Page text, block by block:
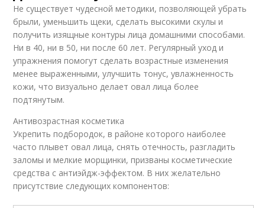
Не существует чудесной методики, позволяющей убрать
брыли, уменьшить щеки, сделать высокими скулы и
получить изящные контуры лица домашними способами.
Ни в 40, ни в 50, ни после 60 лет. Регулярный уход и
упражнения помогут сделать возрастные изменения
менее выраженными, улучшить тонус, увлажненность
кожи, что визуально делает овал лица более
подтянутым.
Антивозрастная косметика
Укрепить подбородок, в районе которого наиболее
часто плывет овал лица, снять отечность, разгладить
заломы и мелкие морщинки, призваны косметические
средства с антиэйдж-эффектом. В них желательно
присутствие следующих компонентов: